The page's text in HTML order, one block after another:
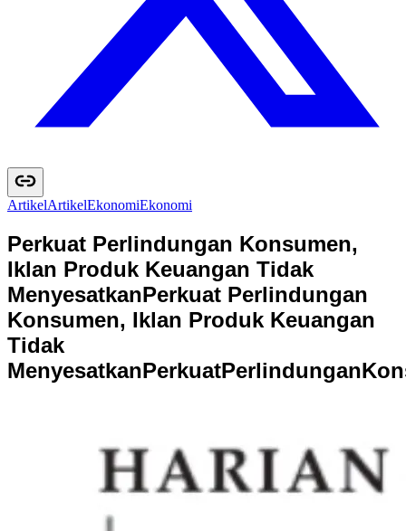
ArtikelArtikelEkonomiEkonomi
Perkuat Perlindungan Konsumen,
Iklan Produk Keuangan Tidak
MenyesatkanPerkuat Perlindungan
Konsumen, Iklan Produk Keuangan
Tidak
MenyesatkanPerkuatPerlindunganKon